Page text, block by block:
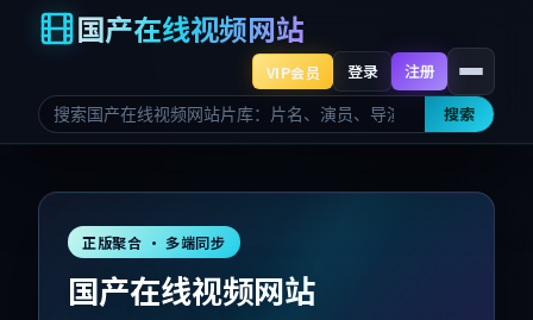
国产在线视频网站
搜索
VIP会员 登录 注册
正版聚合 · 多端同步
国产在线视频网站